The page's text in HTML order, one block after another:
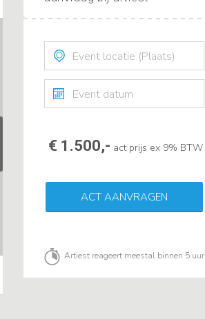
€ 1.500,- act prijs ex 9% BTW
ACT AANVRAGEN
Artiest reageert meestal binnen 5 uur